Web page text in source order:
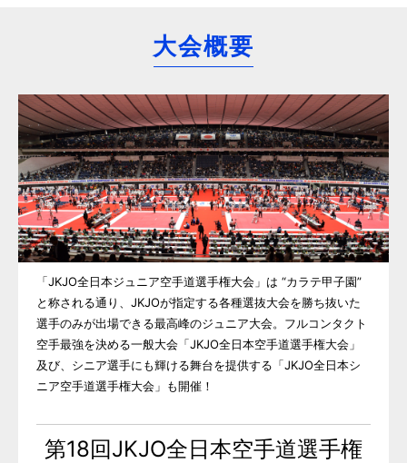
大会概要
「JKJO全日本ジュニア空手道選手権大会」は “カラテ甲子園”
と称される通り、JKJOが指定する各種選抜大会を勝ち抜いた
選手のみが出場できる最高峰のジュニア大会。フルコンタクト
空手最強を決める一般大会「JKJO全日本空手道選手権大会」
及び、シニア選手にも輝ける舞台を提供する「JKJO全日本シ
ニア空手道選手権大会」も開催！
第18回JKJO全日本空手道選手権